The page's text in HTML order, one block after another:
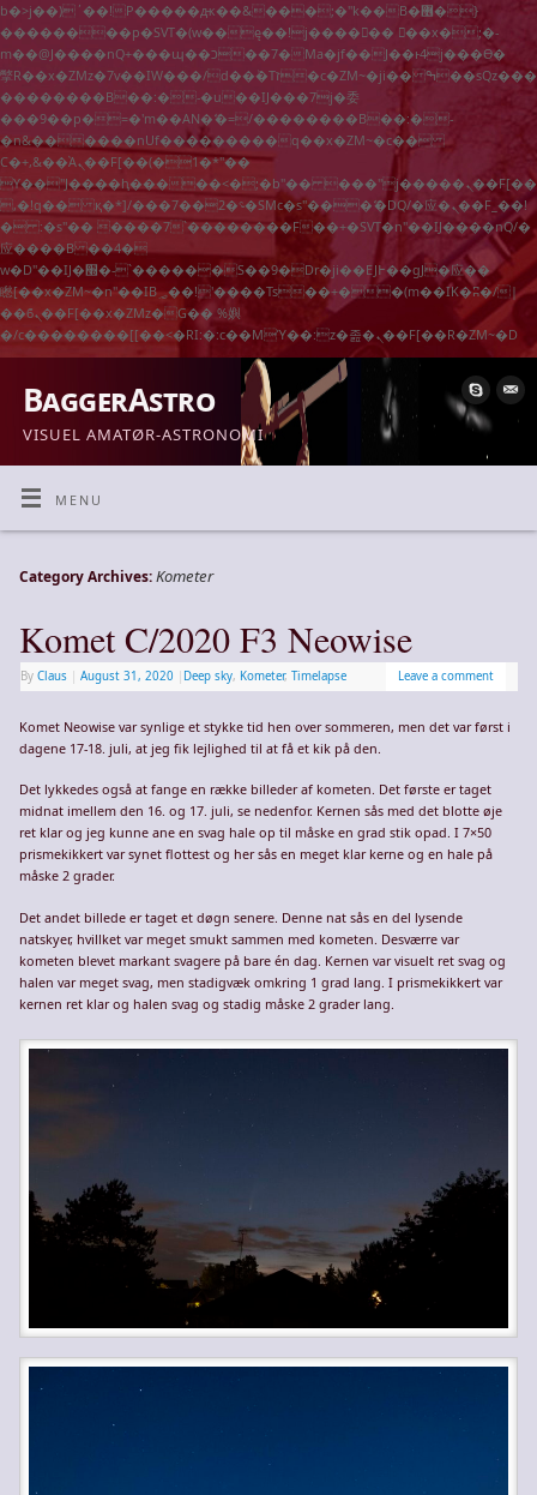
b�>j��)΄��!P�����ԫ��&���;�"k��B�޶�}
��������p�SVT�(w��ę��!j������ ��x�;�-
m��@J����nQ+���պ��כ��7�Ma�jf��J��ͱ4j���Ѳ�
撆R��x�ZMz�7v��IW���/d��ٞ�Тז�c�ZM~�ji�� ߒ��sQz�����Ԡ��DW��3�De�n"��M�+/
��������B��:�-�u��IJ���7j�委
���9��p�=�'m��AN�ޭ�=/��������B��:�-
�n&������nUf���������q��x�ZM~�c��
Ϲ�+,&��Ὰܢ��F[��(�1�*"��
ϒ��"J����ԧ�����<�;�b"�� ���"j�����ܢ��F[��x�
,�!q�� қ�*]/���؝�2��7�SMc�s"���ޭ�DQ/�应�ܢ��F_��!
� :�s"�� ����7`��������F��+�SVT�n"��IJ����nQ/�
应����B ��4�
w�D"��IJ�׭�-`������S��9�Dr�ji��EJ߅��gJ�应��
矁[��x�ZM~�n"��IB؃��!'����Тѕ��+��(m��IK�ʭ�/|
��ϐܢ��F[��x�ZMz�G�� %嬩
�/c��������[[��<�RI:�:c��MΎ��:z�졾�ܢ��F[��R�ZM~�D
BaggerAstro
VISUEL AMATØR-ASTRONOMI
MENU
Category Archives:Kometer
Komet C/2020 F3 Neowise
ByClaus | August 31, 2020 | Deep sky, Kometer,Timelapse Leave a comment
Komet Neowise var synlige et stykke tid hen over sommeren, men det var først i
dagene 17-18. juli, at jeg fik lejlighed til at få et kik på den.
Det lykkedes også at fange en række billeder af kometen. Det første er taget
midnat imellem den 16. og 17. juli, se nedenfor. Kernen sås med det blotte øje
ret klar og jeg kunne ane en svag hale op til måske en grad stik opad. I 7×50
prismekikkert var synet flottest og her sås en meget klar kerne og en hale på
måske 2 grader.
Det andet billede er taget et døgn senere. Denne nat sås en del lysende
natskyer, hvillket var meget smukt sammen med kometen. Desværre var
kometen blevet markant svagere på bare én dag. Kernen var visuelt ret svag og
halen var meget svag, men stadigvæk omkring 1 grad lang. I prismekikkert var
kernen ret klar og halen svag og stadig måske 2 grader lang.